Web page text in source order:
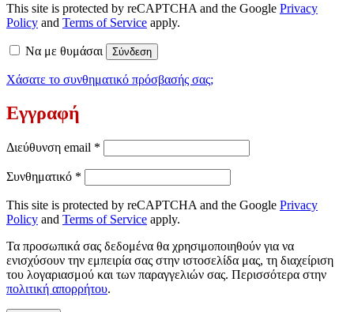
This site is protected by reCAPTCHA and the Google Privacy
Policy and Terms of Service apply.
Να με θυμάσαι Σύνδεση
Χάσατε το συνθηματικό πρόσβασής σας;
Εγγραφή
Διεύθυνση email *
Συνθηματικό *
This site is protected by reCAPTCHA and the Google Privacy
Policy and Terms of Service apply.
Τα προσωπικά σας δεδομένα θα χρησιμοποιηθούν για να
ενισχύσουν την εμπειρία σας στην ιστοσελίδα μας, τη διαχείριση
του λογαριασμού και των παραγγελιών σας. Περισσότερα στην
πολιτική απορρήτου.